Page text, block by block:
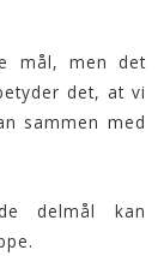
mål, men det
det, at vi
sammen med
delmål kan